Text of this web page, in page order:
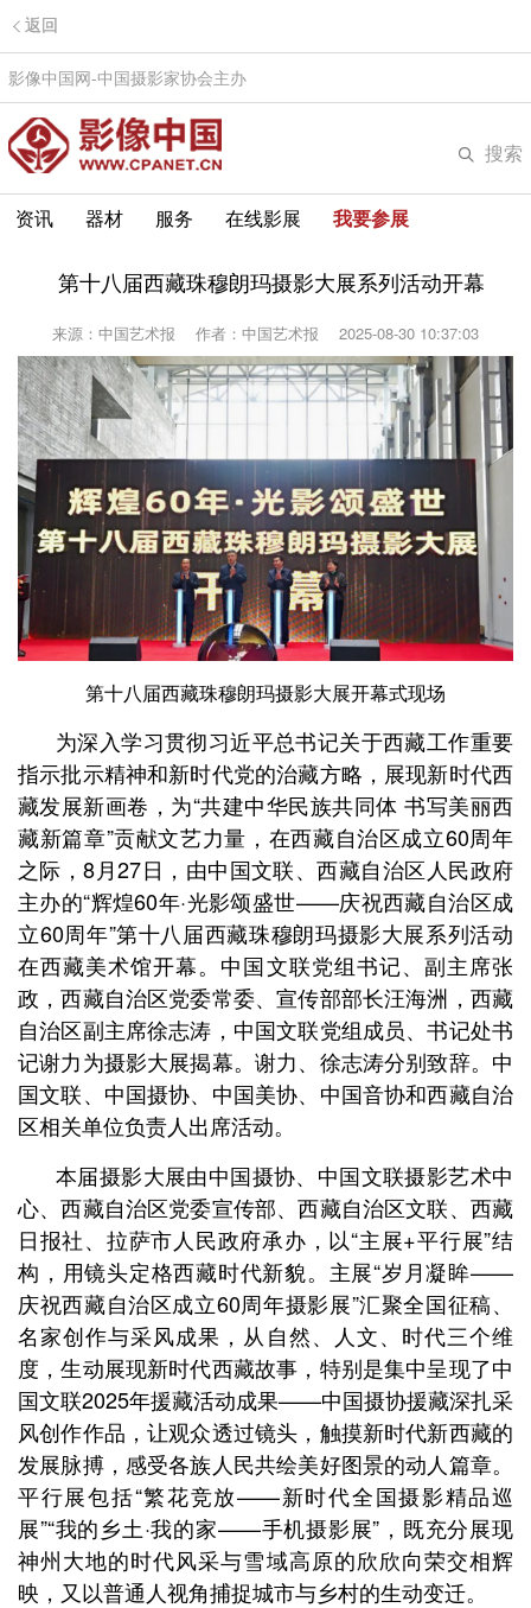
返回
影像中国网-中国摄影家协会主办
搜索
资讯 器材 服务 在线影展 我要参展
第十八届西藏珠穆朗玛摄影大展系列活动开幕
来源：中国艺术报 作者：中国艺术报 2025-08-30 10:37:03
第十八届西藏珠穆朗玛摄影大展开幕式现场
为深入学习贯彻习近平总书记关于西藏工作重要
指示批示精神和新时代党的治藏方略，展现新时代西
藏发展新画卷，为“共建中华民族共同体 书写美丽西
藏新篇章”贡献文艺力量，在西藏自治区成立60周年
之际，8月27日，由中国文联、西藏自治区人民政府
主办的“辉煌60年·光影颂盛世——庆祝西藏自治区成
立60周年”第十八届西藏珠穆朗玛摄影大展系列活动
在西藏美术馆开幕。中国文联党组书记、副主席张
政，西藏自治区党委常委、宣传部部长汪海洲，西藏
自治区副主席徐志涛，中国文联党组成员、书记处书
记谢力为摄影大展揭幕。谢力、徐志涛分别致辞。中
国文联、中国摄协、中国美协、中国音协和西藏自治
区相关单位负责人出席活动。
本届摄影大展由中国摄协、中国文联摄影艺术中
心、西藏自治区党委宣传部、西藏自治区文联、西藏
日报社、拉萨市人民政府承办，以“主展+平行展”结
构，用镜头定格西藏时代新貌。主展“岁月凝眸——
庆祝西藏自治区成立60周年摄影展”汇聚全国征稿、
名家创作与采风成果，从自然、人文、时代三个维
度，生动展现新时代西藏故事，特别是集中呈现了中
国文联2025年援藏活动成果——中国摄协援藏深扎采
风创作作品，让观众透过镜头，触摸新时代新西藏的
发展脉搏，感受各族人民共绘美好图景的动人篇章。
平行展包括“繁花竞放——新时代全国摄影精品巡
展”“我的乡土·我的家——手机摄影展”，既充分展现
神州大地的时代风采与雪域高原的欣欣向荣交相辉
映，又以普通人视角捕捉城市与乡村的生动变迁。